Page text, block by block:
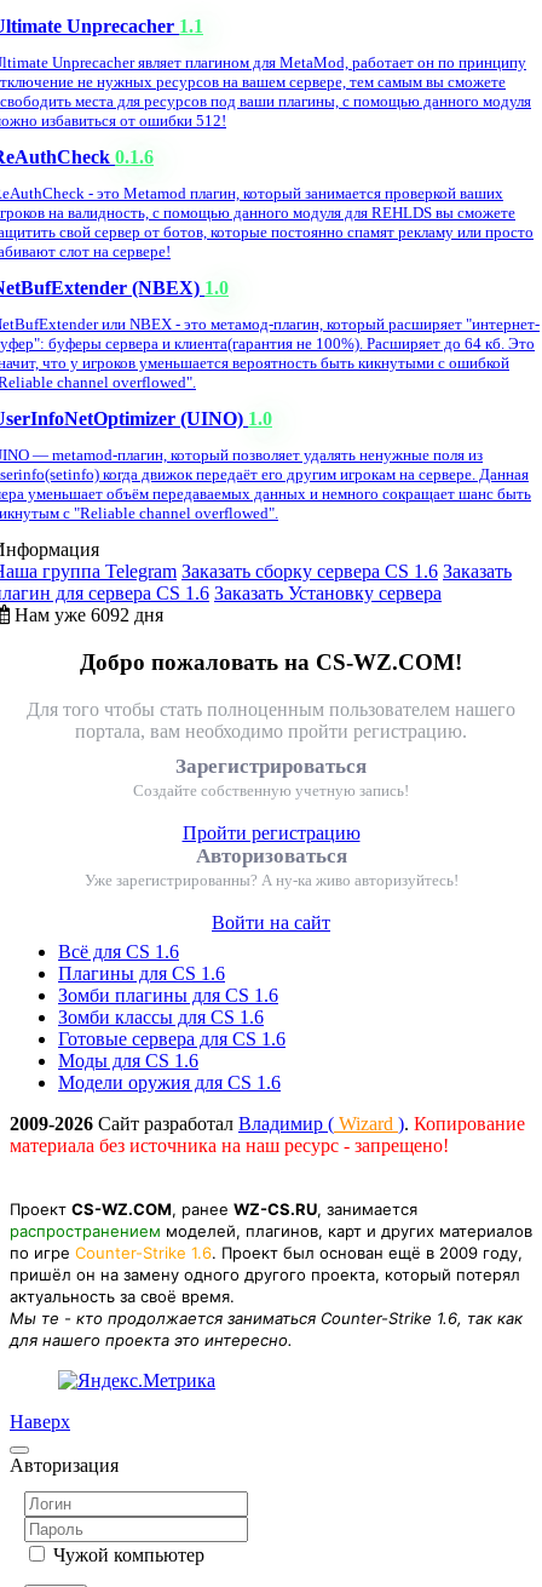
Unprecacher 1.1
Unprecacher являет плагином для MetaMod, работает он по принципу
не нужных ресурсов на вашем сервере, тем самым вы сможете
места для ресурсов под ваши плагины, с помощью данного модуля
избавиться от ошибки 512!
0.1.6
- это Metamod плагин, который занимается проверкой ваших
на валидность, с помощью данного модуля для REHLDS вы сможете
свой сервер от ботов, которые постоянно спамят рекламу или просто
слот на сервере!
(NBEX) 1.0
или NBEX - это метамод-плагин, который расширяет "интернет-
буферы сервера и клиента(гарантия не 100%). Расширяет до 64 кб. Это
что у игроков уменьшается вероятность быть кикнутыми с ошибкой
channel overflowed".
(UINO) 1.0
— metamod-плагин, который позволяет удалять ненужные поля из
когда движок передаёт его другим игрокам на сервере. Данная
уменьшает объём передаваемых данных и немного сокращает шанс быть
с "Reliable channel overflowed".
группа Telegram Заказать сборку сервера CS 1.6 Заказать
для сервера CS 1.6 Заказать Установку сервера
Нам уже 6092 дня
Добро пожаловать на CS-WZ.COM!
Для того чтобы стать полноценным пользователем нашего
портала, вам необходимо пройти регистрацию.
Зарегистрироваться
Создайте собственную учетную запись!
Пройти регистрацию
Авторизоваться
Уже зарегистрированны? А ну-ка живо авторизуйтесь!
Войти на сайт
Всё для CS 1.6
Плагины для CS 1.6
Зомби плагины для CS 1.6
Зомби классы для CS 1.6
Готовые сервера для CS 1.6
Моды для CS 1.6
Модели оружия для CS 1.6
2009-2026 Сайт разработал Владимир ( Wizard ). Копирование
материала без источника на наш ресурс - запрещено!
Проект CS-WZ.COM, ранее WZ-CS.RU, занимается
распространением моделей, плагинов, карт и других материалов
по игре Counter-Strike 1.6. Проект был основан ещё в 2009 году,
пришёл он на замену одного другого проекта, который потерял
актуальность за своё время.
Мы те - кто продолжается заниматься Counter-Strike 1.6, так как
для нашего проекта это интересно.
Наверх
Авторизация
Чужой компьютер